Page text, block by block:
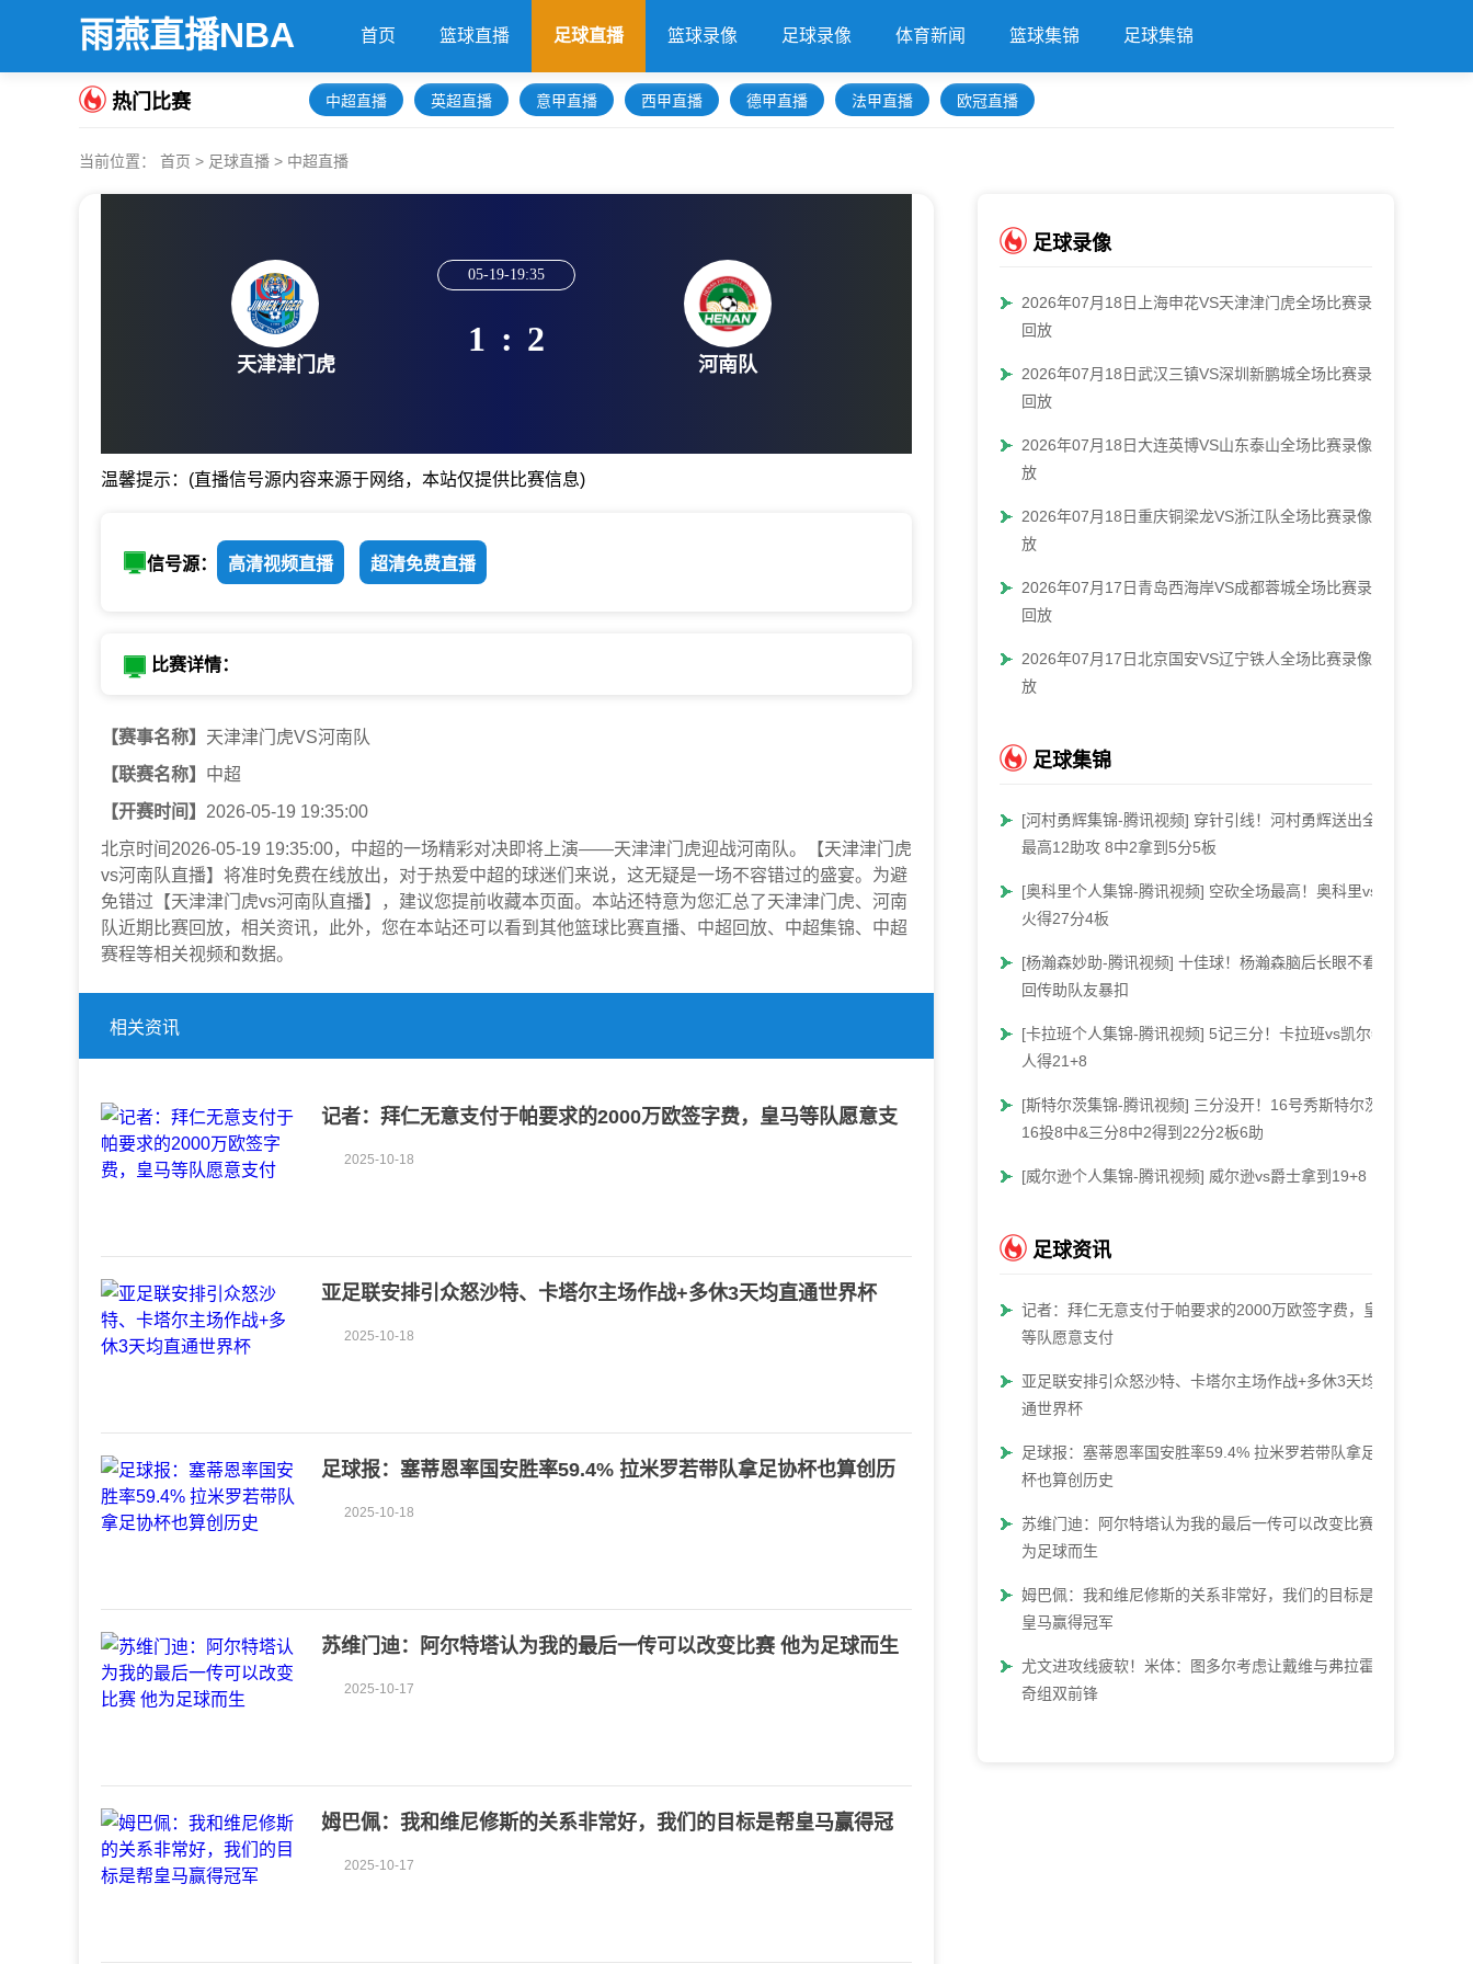
雨燕直播NBA 首页 篮球直播 足球直播 篮球录像 足球录像 体育新闻 篮球集锦 足球集锦
热门比赛 中超直播 英超直播 意甲直播 西甲直播 德甲直播 法甲直播 欧冠直播
当前位置： 首页 > 足球直播 > 中超直播
天津津门虎
05-19-19:35
1 : 2
河南队
温馨提示：(直播信号源内容来源于网络，本站仅提供比赛信息)
信号源： 高清视频直播 超清免费直播
比赛详情：
【赛事名称】 天津津门虎VS河南队
【联赛名称】 中超
【开赛时间】 2026-05-19 19:35:00
北京时间2026-05-19 19:35:00，中超的一场精彩对决即将上演——天津津门虎迎战河南队。【天津津门虎
vs河南队直播】将准时免费在线放出，对于热爱中超的球迷们来说，这无疑是一场不容错过的盛宴。为避
免错过【天津津门虎vs河南队直播】，建议您提前收藏本页面。本站还特意为您汇总了天津津门虎、河南
队近期比赛回放，相关资讯，此外，您在本站还可以看到其他篮球比赛直播、中超回放、中超集锦、中超
赛程等相关视频和数据。
相关资讯
记者：拜仁无意支付于帕要求的2000万欧签字费，皇马等队愿意支
2025-10-18
亚足联安排引众怒沙特、卡塔尔主场作战+多休3天均直通世界杯
2025-10-18
足球报：塞蒂恩率国安胜率59.4% 拉米罗若带队拿足协杯也算创历
2025-10-18
苏维门迪：阿尔特塔认为我的最后一传可以改变比赛 他为足球而生
2025-10-17
姆巴佩：我和维尼修斯的关系非常好，我们的目标是帮皇马赢得冠
2025-10-17
足球录像
2026年07月18日上海申花VS天津津门虎全场比赛录像
回放
2026年07月18日武汉三镇VS深圳新鹏城全场比赛录像
回放
2026年07月18日大连英博VS山东泰山全场比赛录像回
放
2026年07月18日重庆铜梁龙VS浙江队全场比赛录像回
放
2026年07月17日青岛西海岸VS成都蓉城全场比赛录像
回放
2026年07月17日北京国安VS辽宁铁人全场比赛录像回
放
足球集锦
[河村勇辉集锦-腾讯视频] 穿针引线！河村勇辉送出全场
最高12助攻 8中2拿到5分5板
[奥科里个人集锦-腾讯视频] 空砍全场最高！奥科里vs热
火得27分4板
[杨瀚森妙助-腾讯视频] 十佳球！杨瀚森脑后长眼不看人
回传助队友暴扣
[卡拉班个人集锦-腾讯视频] 5记三分！卡拉班vs凯尔特
人得21+8
[斯特尔茨集锦-腾讯视频] 三分没开！16号秀斯特尔茨
16投8中&三分8中2得到22分2板6助
[威尔逊个人集锦-腾讯视频] 威尔逊vs爵士拿到19+8
足球资讯
记者：拜仁无意支付于帕要求的2000万欧签字费，皇马
等队愿意支付
亚足联安排引众怒沙特、卡塔尔主场作战+多休3天均直
通世界杯
足球报：塞蒂恩率国安胜率59.4% 拉米罗若带队拿足协
杯也算创历史
苏维门迪：阿尔特塔认为我的最后一传可以改变比赛 他
为足球而生
姆巴佩：我和维尼修斯的关系非常好，我们的目标是帮
皇马赢得冠军
尤文进攻线疲软！米体：图多尔考虑让戴维与弗拉霍维
奇组双前锋